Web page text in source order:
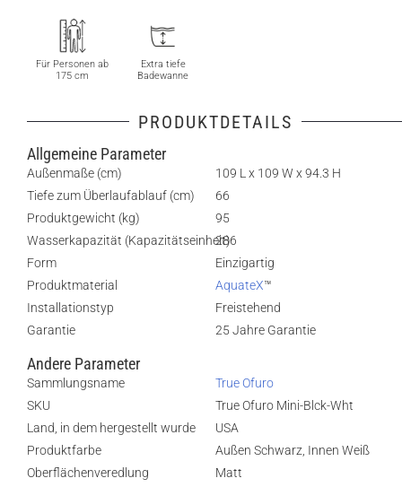
Für Personen ab
175 cm
Extra tiefe
Badewanne
PRODUKTDETAILS
Allgemeine Parameter
Außenmaße (cm)
109 L x 109 W x 94.3 H
Tiefe zum Überlaufablauf (cm)
66
Produktgewicht (kg)
95
Wasserkapazität (Kapazitätseinheit)
286
Form
Einzigartig
Produktmaterial
AquateX™
Installationstyp
Freistehend
Garantie
25 Jahre Garantie
Andere Parameter
Sammlungsname
True Ofuro
SKU
True Ofuro Mini-Blck-Wht
Land, in dem hergestellt wurde
USA
Produktfarbe
Außen Schwarz, Innen Weiß
Oberflächenveredlung
Matt